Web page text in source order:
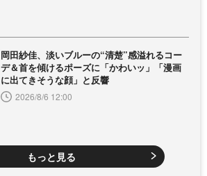
岡田紗佳、淡いブルーの“清楚”感溢れるコー
デ＆首を傾けるポーズに「かわいッ」「漫画
に出てきそうな顔」と反響
2026/8/6 12:00
もっと見る